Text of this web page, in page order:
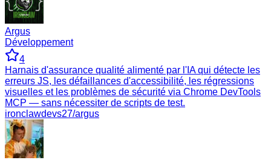
Argus
Développement
4
Harnais d'assurance qualité alimenté par l'IA qui détecte les
erreurs JS, les défaillances d'accessibilité, les régressions
visuelles et les problèmes de sécurité via Chrome DevTools
MCP — sans nécessiter de scripts de test.
ironclawdevs27/argus